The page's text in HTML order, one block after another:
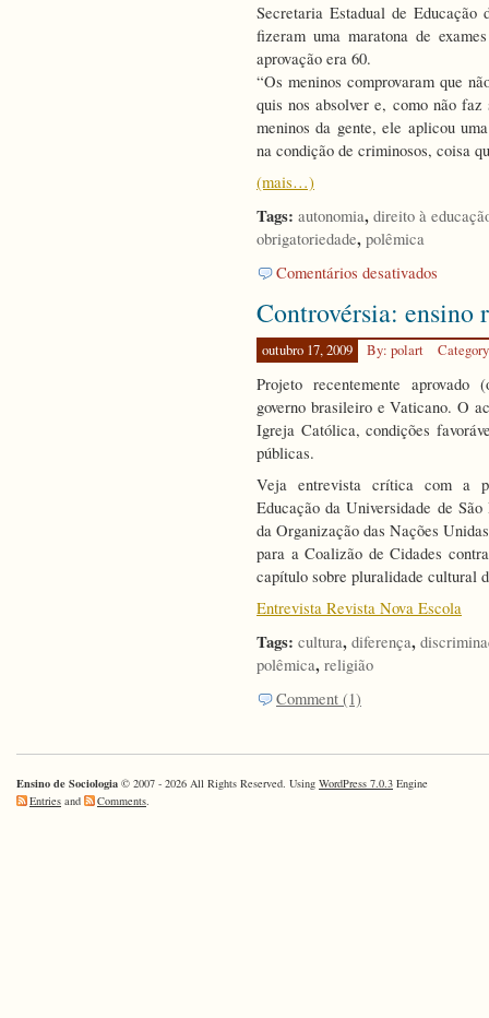
Secretaria Estadual de
fizeram uma maratona de
aprovação era 60.
“Os meninos comprovaram que
quis nos absolver e, como não
meninos da gente, ele aplicou
na condição de criminosos, coisa
(mais…)
Tags: autonomia, direito à
obrigatoriedade, polêmica
Comentários desativados
Juiz
pais
educar
filhos
em
Controvérsia: ensino
outubro 17, 2009 By: polart
Projeto recentemente aprovado
governo brasileiro e Vaticano. O
Igreja Católica, condições
públicas.
Veja entrevista crítica com a
Educação da Universidade de
da Organização das Nações
para a Coalizão de Cidades
capítulo sobre pluralidade cultural
Entrevista Revista Nova Escola
Tags: cultura, diferença,
polêmica, religião
Comment (1)
Ensino de Sociologia © 2007 - 2026 All Rights Reserved. Using WordPress 7.0.3 Engine
Entries and Comments